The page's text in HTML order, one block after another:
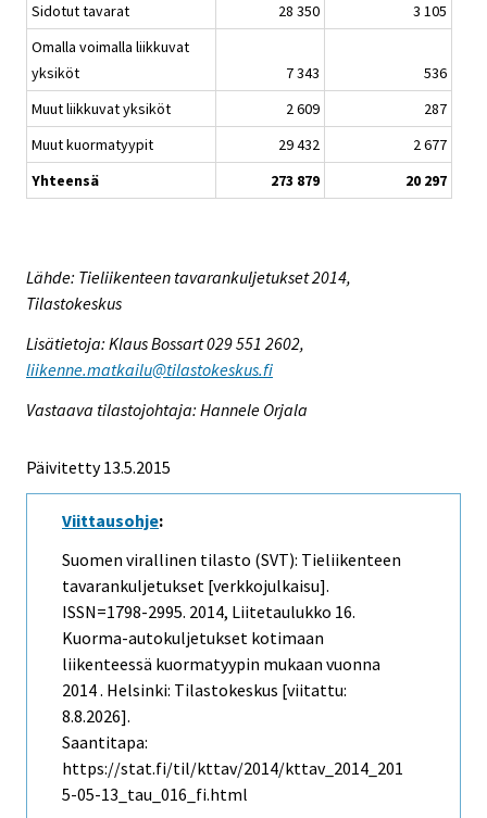
Sidotut tavarat
28 350
3 105
Omalla voimalla liikkuvat
yksiköt
7 343
536
Muut liikkuvat yksiköt
2 609
287
Muut kuormatyypit
29 432
2 677
Yhteensä
273 879 20 297
Lähde: Tieliikenteen tavarankuljetukset 2014,
Tilastokeskus
Lisätietoja: Klaus Bossart 029 551 2602,
liikenne.matkailu@tilastokeskus.fi
Vastaava tilastojohtaja: Hannele Orjala
Päivitetty 13.5.2015
Viittausohje:
Suomen virallinen tilasto (SVT): Tieliikenteen
tavarankuljetukset [verkkojulkaisu].
ISSN=1798-2995. 2014, Liitetaulukko 16.
Kuorma-autokuljetukset kotimaan
liikenteessä kuormatyypin mukaan vuonna
2014 . Helsinki: Tilastokeskus [viitattu:
8.8.2026].
Saantitapa:
https://stat.fi/til/kttav/2014/kttav_2014_201
5-05-13_tau_016_fi.html